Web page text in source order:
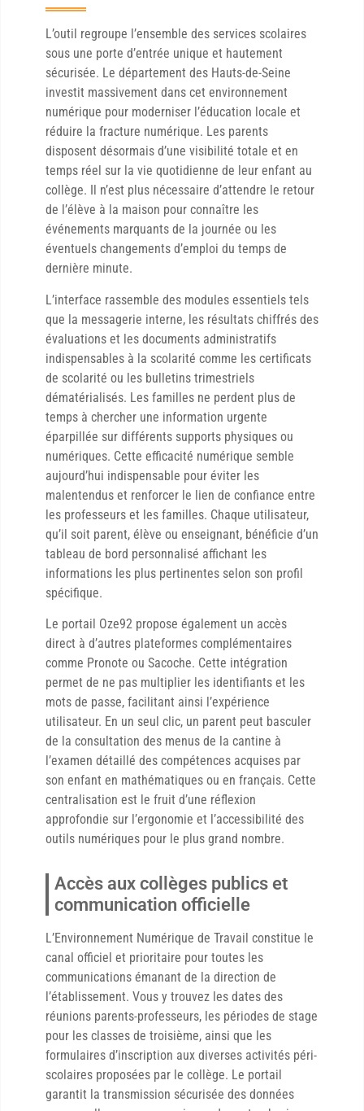
L’outil regroupe l’ensemble des services scolaires
sous une porte d’entrée unique et hautement
sécurisée. Le département des Hauts-de-Seine
investit massivement dans cet environnement
numérique pour moderniser l’éducation locale et
réduire la fracture numérique. Les parents
disposent désormais d’une visibilité totale et en
temps réel sur la vie quotidienne de leur enfant au
collège. Il n’est plus nécessaire d’attendre le retour
de l’élève à la maison pour connaître les
événements marquants de la journée ou les
éventuels changements d’emploi du temps de
dernière minute.
L’interface rassemble des modules essentiels tels
que la messagerie interne, les résultats chiffrés des
évaluations et les documents administratifs
indispensables à la scolarité comme les certificats
de scolarité ou les bulletins trimestriels
dématérialisés. Les familles ne perdent plus de
temps à chercher une information urgente
éparpillée sur différents supports physiques ou
numériques. Cette efficacité numérique semble
aujourd’hui indispensable pour éviter les
malentendus et renforcer le lien de confiance entre
les professeurs et les familles. Chaque utilisateur,
qu’il soit parent, élève ou enseignant, bénéficie d’un
tableau de bord personnalisé affichant les
informations les plus pertinentes selon son profil
spécifique.
Le portail Oze92 propose également un accès
direct à d’autres plateformes complémentaires
comme Pronote ou Sacoche. Cette intégration
permet de ne pas multiplier les identifiants et les
mots de passe, facilitant ainsi l’expérience
utilisateur. En un seul clic, un parent peut basculer
de la consultation des menus de la cantine à
l’examen détaillé des compétences acquises par
son enfant en mathématiques ou en français. Cette
centralisation est le fruit d’une réflexion
approfondie sur l’ergonomie et l’accessibilité des
outils numériques pour le plus grand nombre.
Accès aux collèges publics et
communication officielle
L’Environnement Numérique de Travail constitue le
canal officiel et prioritaire pour toutes les
communications émanant de la direction de
l’établissement. Vous y trouvez les dates des
réunions parents-professeurs, les périodes de stage
pour les classes de troisième, ainsi que les
formulaires d’inscription aux diverses activités péri-
scolaires proposées par le collège. Le portail
garantit la transmission sécurisée des données